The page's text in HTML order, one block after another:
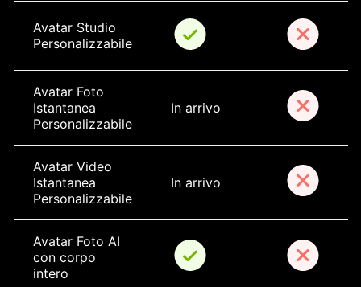
Avatar Studio
Personalizzabile
Avatar Foto
Istantanea
Personalizzabile
In arrivo
Avatar Video
Istantanea
Personalizzabile
In arrivo
Avatar Foto AI
con corpo
intero